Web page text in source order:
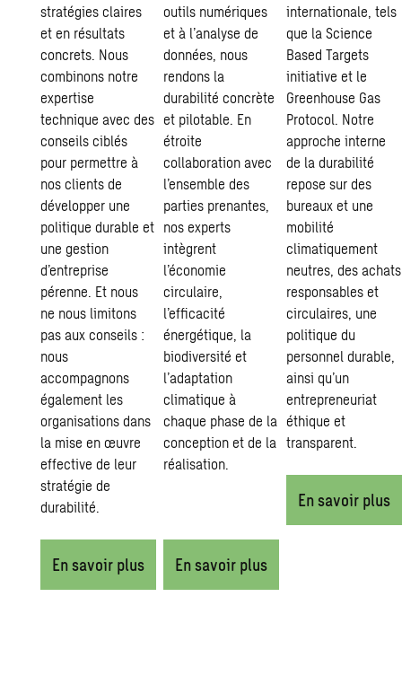
stratégies claires
et en résultats
concrets. Nous
combinons notre
expertise
technique avec des
conseils ciblés
pour permettre à
nos clients de
développer une
politique durable et
une gestion
d’entreprise
pérenne. Et nous
ne nous limitons
pas aux conseils :
nous
accompagnons
également les
organisations dans
la mise en œuvre
effective de leur
stratégie de
durabilité.
En savoir plus
outils numériques
et à l’analyse de
données, nous
rendons la
durabilité concrète
et pilotable. En
étroite
collaboration avec
l’ensemble des
parties prenantes,
nos experts
intègrent
l’économie
circulaire,
l’efficacité
énergétique, la
biodiversité et
l’adaptation
climatique à
chaque phase de la
conception et de la
réalisation.
En savoir plus
internationale, tels
que la Science
Based Targets
initiative et le
Greenhouse Gas
Protocol. Notre
approche interne
de la durabilité
repose sur des
bureaux et une
mobilité
climatiquement
neutres, des achats
responsables et
circulaires, une
politique du
personnel durable,
ainsi qu’un
entrepreneuriat
éthique et
transparent.
En savoir plus